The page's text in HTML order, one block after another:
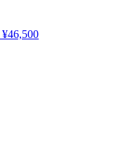
¥46,500